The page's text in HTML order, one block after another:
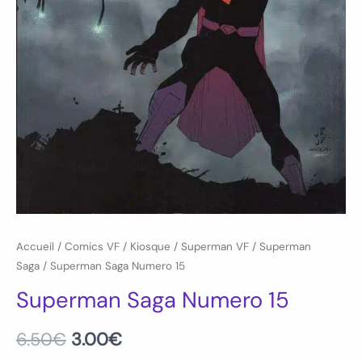
Accueil / Comics VF / Kiosque / Superman VF / Superman
Saga / Superman Saga Numero 15
Superman Saga Numero 15
6.50€ 3.00€